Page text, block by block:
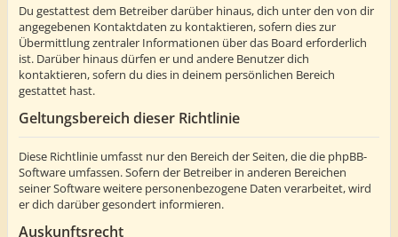
Du gestattest dem Betreiber darüber hinaus, dich unter den von dir
angegebenen Kontaktdaten zu kontaktieren, sofern dies zur
Übermittlung zentraler Informationen über das Board erforderlich
ist. Darüber hinaus dürfen er und andere Benutzer dich
kontaktieren, sofern du dies in deinem persönlichen Bereich
gestattet hast.
Geltungsbereich dieser Richtlinie
Diese Richtlinie umfasst nur den Bereich der Seiten, die die phpBB-
Software umfassen. Sofern der Betreiber in anderen Bereichen
seiner Software weitere personenbezogene Daten verarbeitet, wird
er dich darüber gesondert informieren.
Auskunftsrecht